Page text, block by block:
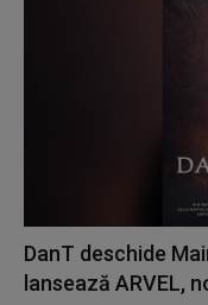
DanT deschide
lansează ARVEL,